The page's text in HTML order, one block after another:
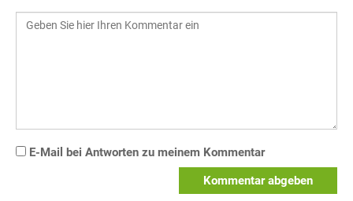
E-Mail bei Antworten zu meinem Kommentar
Kommentar abgeben